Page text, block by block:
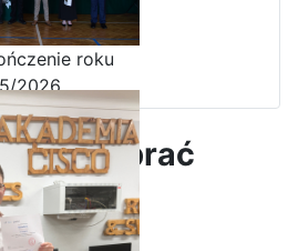
roku
2026
wybrać